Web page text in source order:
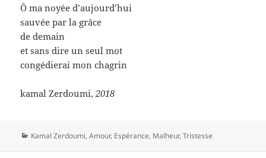
Ô ma noyée d’aujourd’hui
sauvée par la grâce
de demain
et sans dire un seul mot
congédierai mon chagrin
kamal Zerdoumi,2018
Catégories
Kamal Zerdoumi,Amour, Espérance, Malheur,Tristesse